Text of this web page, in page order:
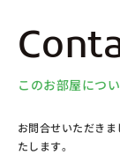
このお部屋につ
お問合せいただき
たします。